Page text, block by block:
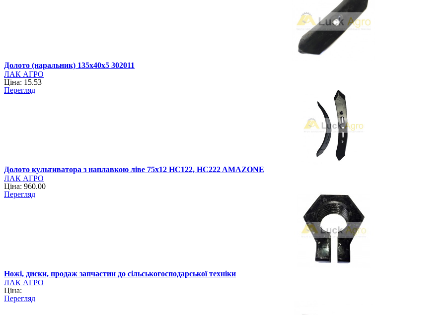
Долото (наральник) 135х40х5 302011
ЛАК АГРО
Ціна: 15.53
Перегляд
Долото культиватора з наплавкою ліве 75x12 HC122, HC222 AMAZONE
ЛАК АГРО
Ціна: 960.00
Перегляд
Ножі, диски, продаж запчастин до сільськогосподарської техніки
ЛАК АГРО
Ціна:
Перегляд